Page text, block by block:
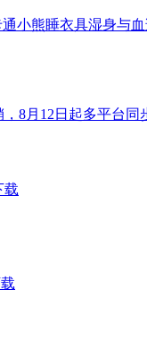
小熊睡衣具湿身与
8月12日起多平台同
载